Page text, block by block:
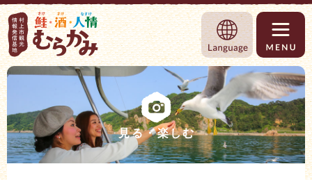
村上市観光情報総合サイト 村上市観光
Language
見る・楽しむ